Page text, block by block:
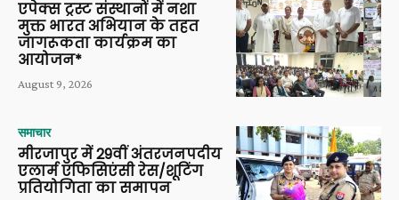
एपेक्स ट्रस्ट संस्थानों में नशा
मुक्त भारत अभियान के तहत
जागरूकता कार्यक्रम का
आयोजन*
August 9, 2026
समाचार
मीरजापुर में 29वीं अंतरजनपदीय
एलार्म एफिसिएंसी रेस/शूटिंग
प्रतियोगिता का समापन